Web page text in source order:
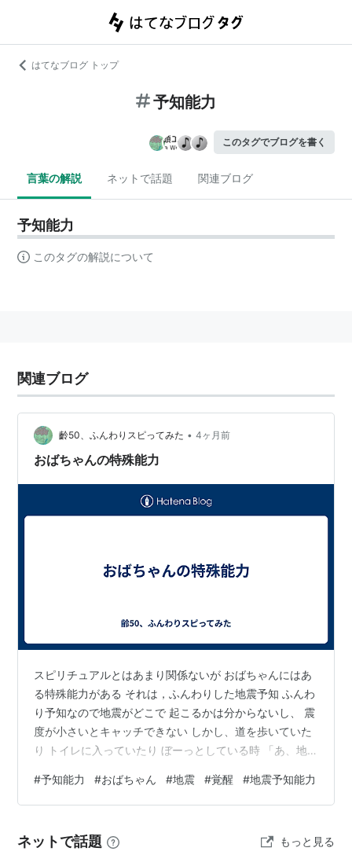
はてなブログ トップ
予知能力
このタグでブログを書く
言葉の解説 ネットで話題 関連ブログ
予知能力
このタグの解説について
関連ブログ
齡50、ふんわりスピってみた • 4ヶ月前
おばちゃんの特殊能力
スピリチュアルとはあまり関係ないが おばちゃんにはあ
る特殊能力がある それは，ふんわりした地震予知 ふんわ
り予知なので地震がどこで 起こるかは分からないし、 震
度が小さいとキャッチできない しかし、道を歩いていた
り トイレに入っていたり ぼーっとしている時 「あ、地
い にどこかで強めの地震が起こるのだ この能力は、3.11
をきっかけにして 覚醒した あの頃、生まれたばかりの子
た 緊迫した毎日の連続にも関わらず、 旦那は仕事が忙し
#予知能力 #おばちゃん #地震 #覚醒 #地震予知能力
ネットで話題 もっと見る